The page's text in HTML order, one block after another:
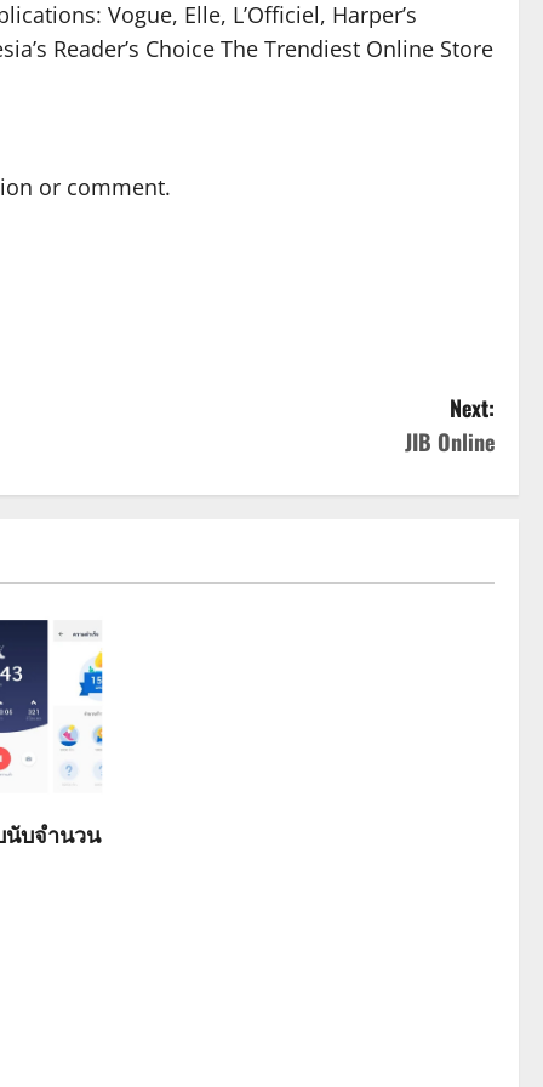
Vogue, Elle, L’Officiel, Harper’s
Reader’s Choice The Trendiest Online Store
or comment.
Next:
JIB Online
นับจำนวน